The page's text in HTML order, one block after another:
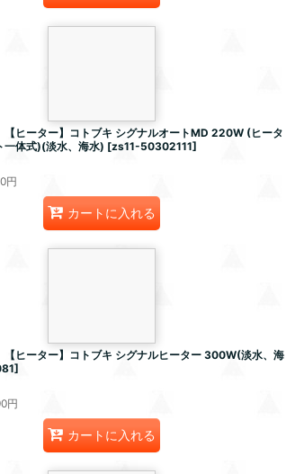
【ヒーター】コトブキ シグナルオートMD 220W (ヒータ
一体式)(淡水、海水) [zs11-50302111]
円
カートに入れる
【ヒーター】コトブキ シグナルヒーター 300W(淡水、海
]
円
カートに入れる